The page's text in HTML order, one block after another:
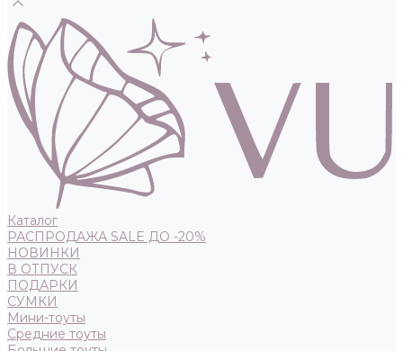
Каталог
РАСПРОДАЖА SALE ДО -20%
НОВИНКИ
В ОТПУСК
ПОДАРКИ
СУМКИ
Мини-тоуты
Средние тоуты